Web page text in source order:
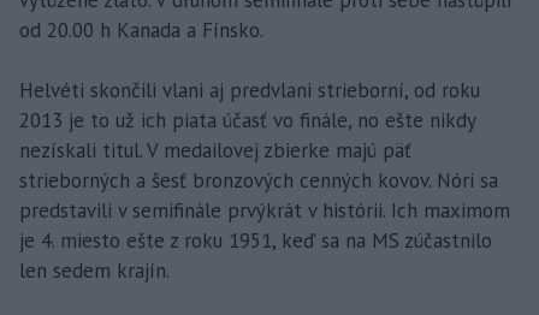
od 20.00 h Kanada a Fínsko.
Helvéti skončili vlani aj predvlani strieborní, od roku
2013 je to už ich piata účasť vo finále, no ešte nikdy
nezískali titul. V medailovej zbierke majú päť
strieborných a šesť bronzových cenných kovov. Nóri sa
predstavili v semifinále prvýkrát v histórii. Ich maximom
je 4. miesto ešte z roku 1951, keď sa na MS zúčastnilo
len sedem krajín.